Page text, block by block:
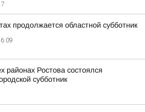
продолжается областной субботник
районах Ростова состоялся
субботник